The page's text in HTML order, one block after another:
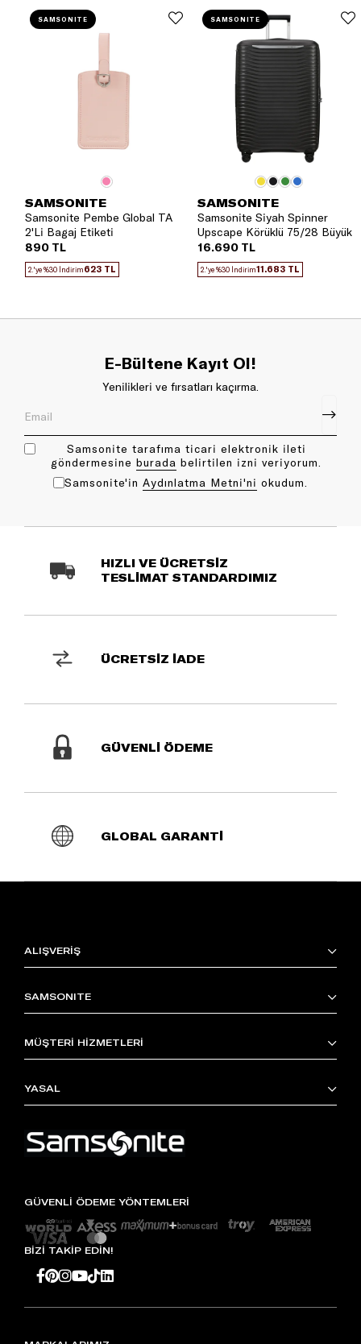
SAMSONITE
Samsonite Pembe Global TA
2'Li Bagaj Etiketi
890 TL
2.'ye %30 İndirim623 TL
SAMSONITE
SAMSONITE
Samsonite Siyah Spinner
Upscape Körüklü 75/28 Büyük
Boy Valiz
16.690 TL
2.'ye %30 İndirim11.683 TL
SAMSONITE
E-Bültene Kayıt Ol!
Yenilikleri ve fırsatları kaçırma.
Samsonite tarafıma ticari elektronik ileti
göndermesine bu rada belirtilen izni veriyorum.
Samsonite'in Aydınlatma Metni'ni okudum.
HIZLI VE ÜCRETSİZ
TESLİMAT STANDARDIMIZ
ÜCRETSİZ İADE
GÜVENLİ ÖDEME
GLOBAL GARANTİ
ALIŞVERİŞ
SAMSONITE
MÜŞTERİ HİZMETLERİ
YASAL
GÜVENLİ ÖDEME YÖNTEMLERİ
BİZİ TAKİP EDİN!